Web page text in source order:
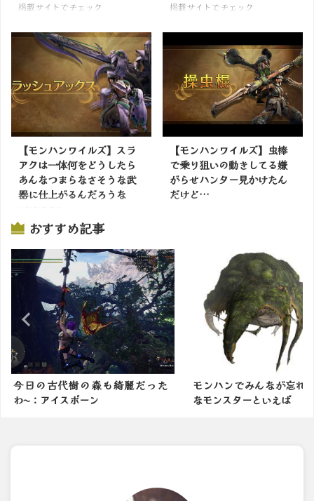
掲載サイトでチェック 掲載サイトでチェック
【モンハンワイルズ】スラ
アクは一体何をどうしたら
あんなつまらなさそうな武
器に仕上がるんだろうな
掲載サイトでチェック
【モンハンワイルズ】虫棒
で乗り狙いの動きしてる嫌
がらせハンター見かけたん
だけど…
おすすめ記事
麗だった
モンハンでみんなが忘れていそう
なモンスターといえば
結局モンハ
な